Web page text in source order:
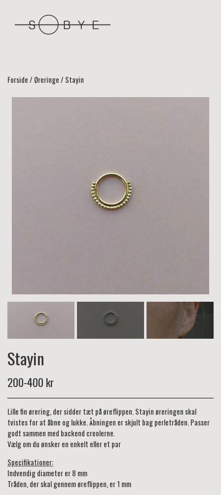
Forside Øreringe Stayin
Stayin
200-400 kr
Lille fin ørering, der sidder tæt på øreflippen. Stayin øreringen skal
tvistes for at åbne og lukke. Åbningen er skjult bag perletråden. Passer
godt sammen med backend creolerne.
Vælg om du ønsker en enkelt eller et par
Specifikationer:
Indvendig diameter er 8 mm
Tråden, der skal gennem øreflippen, er 1 mm